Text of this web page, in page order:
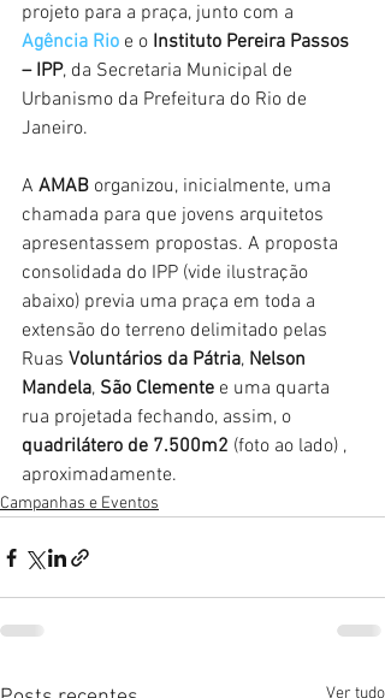
projeto para a praça, junto com a
Agência Rio e o Instituto Pereira Passos
– IPP, da Secretaria Municipal de
Urbanismo da Prefeitura do Rio de
Janeiro.
A AMAB organizou, inicialmente, uma
chamada para que jovens arquitetos
apresentassem propostas. A proposta
consolidada do IPP (vide ilustração
abaixo) previa uma praça em toda a
extensão do terreno delimitado pelas
Ruas Voluntários da Pátria, Nelson
Mandela, São Clemente e uma quarta
rua projetada fechando, assim, o
quadrilátero de 7.500m2 (foto ao lado) ,
aproximadamente.
Campanhas e Eventos
Ver tudo